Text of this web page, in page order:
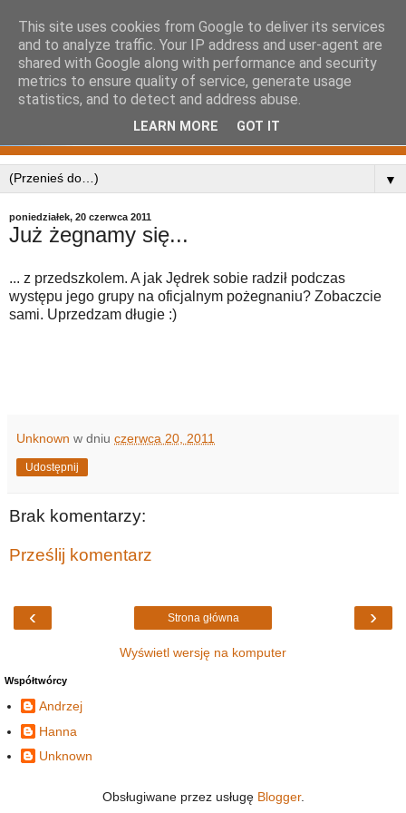
▼
poniedziałek, 20 czerwca 2011
Już żegnamy się...
... z przedszkolem. A jak Jędrek sobie radził podczas
występu jego grupy na oficjalnym pożegnaniu? Zobaczcie
sami. Uprzedzam długie :)
Unknown w dniu czerwca 20, 2011
Udostępnij
Brak komentarzy:
Prześlij komentarz
‹ ›
Strona główna
Wyświetl wersję na komputer
Współtwórcy
Andrzej
Hanna
Unknown
Obsługiwane przez usługę Blogger.
This site uses cookies from Google to deliver its services
and to analyze traffic. Your IP address and user-agent are
shared with Google along with performance and security
metrics to ensure quality of service, generate usage
statistics, and to detect and address abuse.
LEARN MORE GOT IT